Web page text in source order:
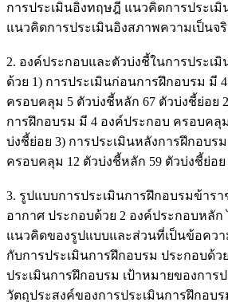
การประเมินอิงทฤษฎี แนวคิดการประเมิ
แนวคิดการประเมินอิงสภาพความเป็นจริ
2. องค์ประกอบและตัวบ่งชี้ในการประเ
ด้วย 1) การประเมินก่อนการฝึกอบรม มี
ครอบคลุม 5 ตัวบ่งชี้หลัก 67 ตัวบ่งชี้ย่อย
การฝึกอบรม มี 4 องค์ประกอบ ครอบคลุ
บ่งชี้ย่อย 3) การประเมินหลังการฝึกอบร
ครอบคลุม 12 ตัวบ่งชี้หลัก 59 ตัวบ่งชี้ย่อย
3. รูปแบบการประเมินการฝึกอบรมข้าร
อากาศ ประกอบด้วย 2 องค์ประกอบหลัก
แนวคิดของรูปแบบและส่วนที่เป็นข้อควา
กับการประเมินการฝึกอบรม ประกอบด้ว
ประเมินการฝึกอบรม เป้าหมายของการ
วัตถุประสงค์ของการประเมินการฝึกอบ